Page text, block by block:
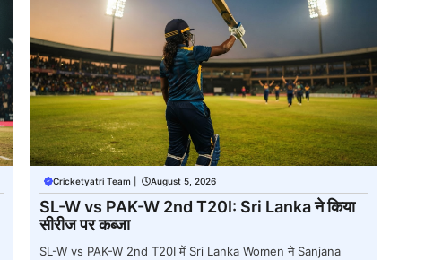
Cricketyatri Team August 5, 2026
SL-W vs PAK-W 2nd T20I: Sri Lanka ने किया
सीरीज पर कब्जा
SL-W vs PAK-W 2nd T20I में Sri Lanka Women ने Sanjana